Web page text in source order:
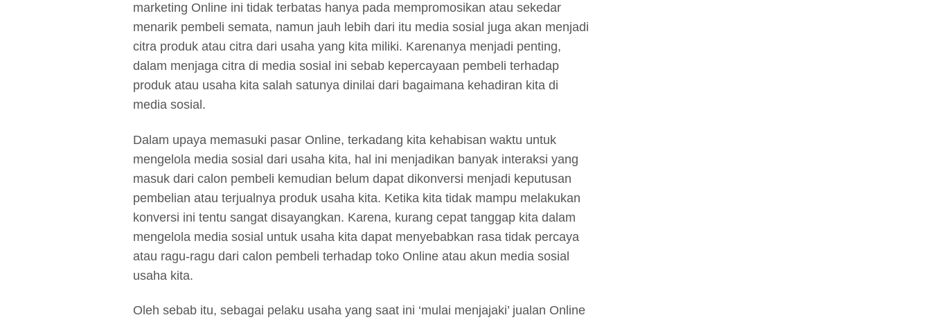
marketing Online ini tidak terbatas hanya pada mempromosikan atau sekedar
menarik pembeli semata, namun jauh lebih dari itu media sosial juga akan menjadi
citra produk atau citra dari usaha yang kita miliki. Karenanya menjadi penting,
dalam menjaga citra di media sosial ini sebab kepercayaan pembeli terhadap
produk atau usaha kita salah satunya dinilai dari bagaimana kehadiran kita di
media sosial.
Dalam upaya memasuki pasar Online, terkadang kita kehabisan waktu untuk
mengelola media sosial dari usaha kita, hal ini menjadikan banyak interaksi yang
masuk dari calon pembeli kemudian belum dapat dikonversi menjadi keputusan
pembelian atau terjualnya produk usaha kita. Ketika kita tidak mampu melakukan
konversi ini tentu sangat disayangkan. Karena, kurang cepat tanggap kita dalam
mengelola media sosial untuk usaha kita dapat menyebabkan rasa tidak percaya
atau ragu-ragu dari calon pembeli terhadap toko Online atau akun media sosial
usaha kita.
Oleh sebab itu, sebagai pelaku usaha yang saat ini ‘mulai menjajaki’ jualan Online